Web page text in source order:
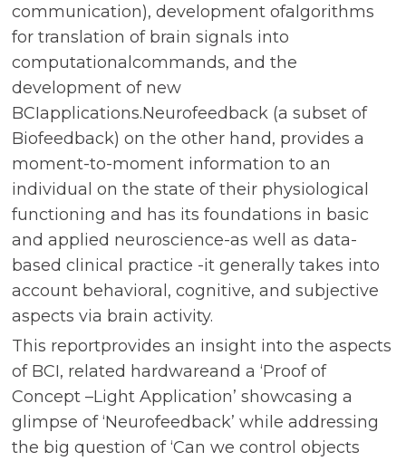
communication), development ofalgorithms
for translation of brain signals into
computationalcommands, and the
development of new
BCIapplications.Neurofeedback (a subset of
Biofeedback) on the other hand, provides a
moment-to-moment information to an
individual on the state of their physiological
functioning and has its foundations in basic
and applied neuroscience-as well as data-
based clinical practice -it generally takes into
account behavioral, cognitive, and subjective
aspects via brain activity.
This reportprovides an insight into the aspects
of BCI, related hardwareand a ‘Proof of
Concept –Light Application’ showcasing a
glimpse of ‘Neurofeedback’ while addressing
the big question of ‘Can we control objects